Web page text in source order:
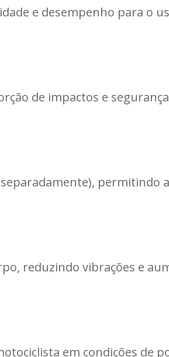
e desempenho para o
de impactos e
permitindo
reduzindo vibrações e
em condições de